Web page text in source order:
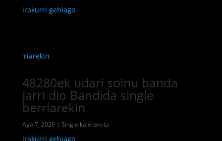
irakurri gehiago
48280ek udari soinu banda
jarri dio Bandida single
berriarekin
Ago 7, 2026 | Single kaleraketa
irakurri gehiago